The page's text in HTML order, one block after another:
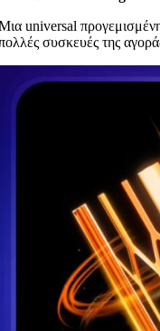
universal
συσκευές της